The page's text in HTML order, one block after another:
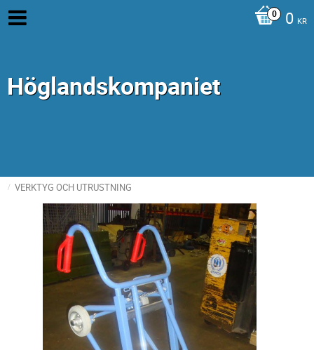
0 KR
Höglandskompaniet
VERKTYG OCH UTRUSTNING